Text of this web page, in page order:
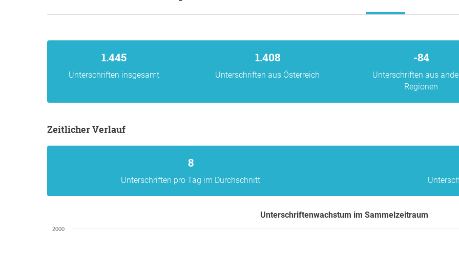
1.445
Unterschriften insgesamt
1.408
Unterschriften aus Österreich
-84
Unterschriften aus
Regionen
Zeitlicher Verlauf
8
Unterschriften pro Tag im Durchschnitt
Unterschriftenwachstum im Sammelzeitraum
2000